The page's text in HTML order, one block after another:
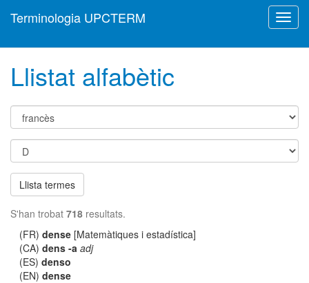
Terminologia UPCTERM
Llistat alfabètic
Llista termes
S'han trobat 718 resultats.
(FR)dense [Matemàtiques i estadística]
(CA)dens -a adj
(ES)denso
(EN)dense